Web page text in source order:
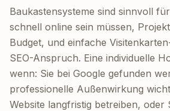
Baukastensysteme sind sinnvoll
schnell online sein müssen,
Budget, und einfache
SEO-Anspruch. Eine individuelle
wenn: Sie bei Google gefunden
professionelle Außenwirkung
Website langfristig betreiben, oder